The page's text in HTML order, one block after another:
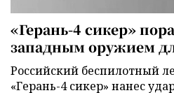
«Герань-4 сикер»
западным оружием
Российский беспилотный
«Герань-4 сикер» нанес